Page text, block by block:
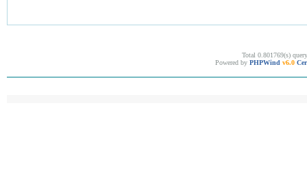
Total 0.801769(s)
Powered by PHPWind v6.0